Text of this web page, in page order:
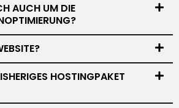
AUCH UM DIE
HOSTINGPAKET